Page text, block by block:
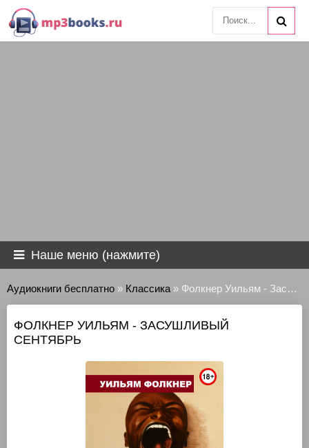
Наше меню (нажмите)
Аудиокниги бесплатно » Классика » Фолкнер Уильям - Засушливый сентябрь
ФОЛКНЕР УИЛЬЯМ - ЗАСУШЛИВЫЙ
СЕНТЯБРЬ